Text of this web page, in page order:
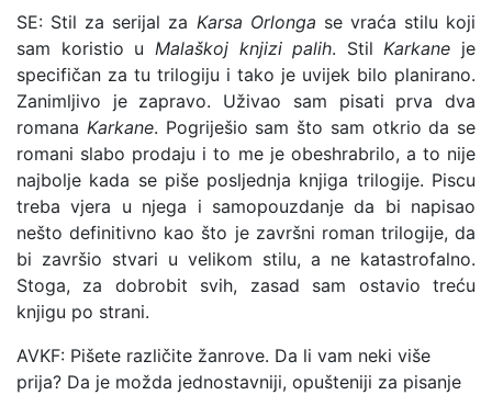
SE: Stil za serijal za Karsa Orlonga se vraća stilu koji
sam koristio u Malaškoj knjizi palih. StilKarkane je
specifičan za tu trilogiju i tako je uvijek bilo planirano.
Zanimljivo je zapravo. Uživao sam pisati prva dva
romana Karkane. Pogriješio sam što sam otkrio da se
romani slabo prodaju i to me je obeshrabrilo, a to nije
najbolje kada se piše posljednja knjiga trilogije. Piscu
treba vjera u njega i samopouzdanje da bi napisao
nešto definitivno kao što je završni roman trilogije, da
bi završio stvari u velikom stilu, a ne katastrofalno.
Stoga, za dobrobit svih, zasad sam ostavio treću
knjigu po strani.
AVKF: Pišete različite žanrove. Da li vam neki više
prija? Da je možda jednostavniji, opušteniji za pisanje